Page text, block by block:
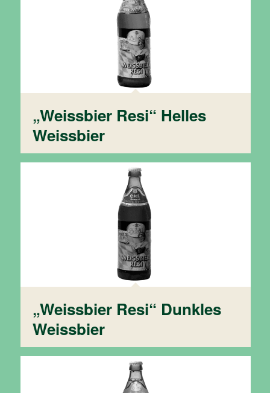
„Weissbier Resi“ Helles
Weissbier
„Weissbier Resi“ Dunkles
Weissbier